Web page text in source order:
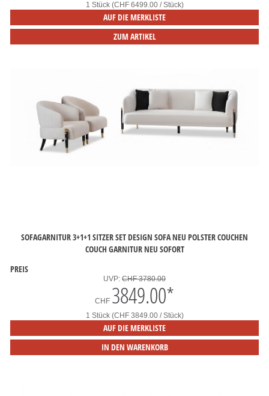
1 Stück (CHF 6499.00 / Stück)
AUF DIE MERKLISTE
ZUM ARTIKEL
SOFAGARNITUR 3+1+1 SITZER SET DESIGN SOFA NEU POLSTER COUCHEN
COUCH GARNITUR NEU SOFORT
PREIS
UVP: CHF 3780.00
CHF 3849.00*
1 Stück (CHF 3849.00 / Stück)
AUF DIE MERKLISTE
IN DEN WARENKORB